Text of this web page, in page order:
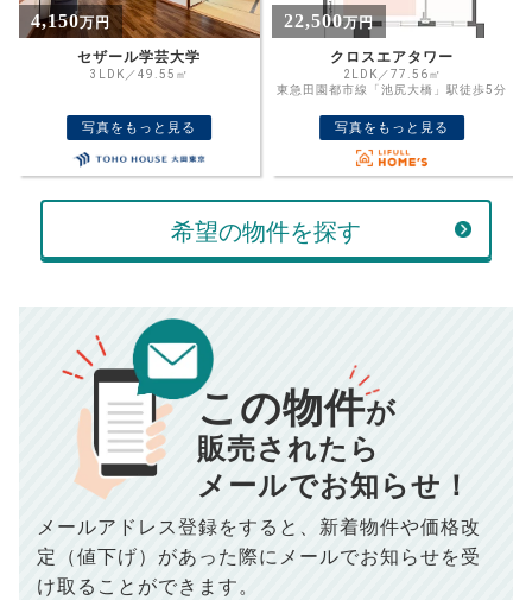
住宅ローン
金利
%
ボーナス
返済金額
万円
万円
返済シミュレーション計算結果
毎月の支払額 834
年間の支払額 10,005 円
総支払額 100,050 円
資金計画のために査定額や希望売却価
格を入力して活用するのもおすすめ◎
計算する
00万円
■仲介手数料／ 00万円
■売買契約書印紙／ 0
■抵当権抹消費用／0万円
※購入価格よりも売却価格が高い場合、譲渡所得税が発生する
場合がございます。詳しくは最寄りの税務署などにご確認く
※シミュレーター結果はあくまでも概算であり、手残り金額を
保証するものではございません。
※上記売却費用には、住所変更登記の費用、引っ越し費用、住
宅ローンの一括繰上返済の手数料等は含まれておりませんの
22,500万円
クロスエアタワー
2LDK／77.56㎡
写真をもっと見る
4,399万円
1LDK／47.41㎡
東急東横線「自由が丘」駅徒歩9分
写真をもっと見る
希望の物件を探す
この物件が
販売されたら
メールでお知らせ！
メールアドレス登録をすると、 新着物件や価格改
定（値下げ）があった際に メールでお知らせを受
け取ることができます。